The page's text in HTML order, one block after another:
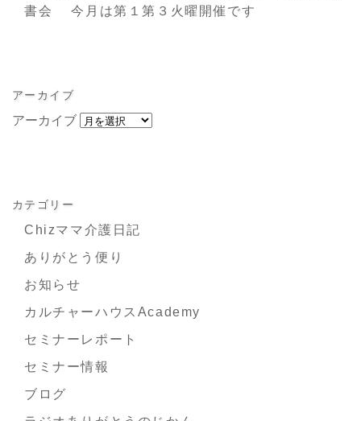
書会 今月は第１第３火曜開催です
アーカイブ
アーカイブ
カテゴリー
Chizママ介護日記
ありがとう便り
お知らせ
カルチャーハウスAcademy
セミナーレポート
セミナー情報
ブログ